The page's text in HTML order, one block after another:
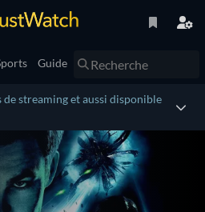
Guide
streaming et aussi disponible